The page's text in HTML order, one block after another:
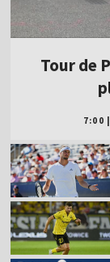
Tour de
7:00